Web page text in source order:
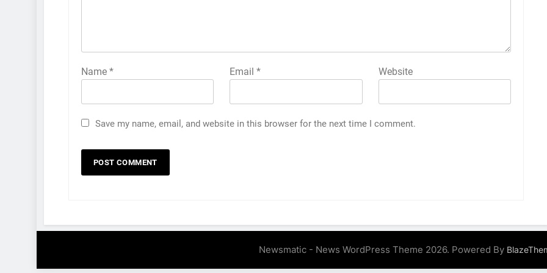
Name * Email* Website
Save my name, email, and website in this browser for the next time I comment.
Newsmatic - News WordPress Theme 2026. Powered By